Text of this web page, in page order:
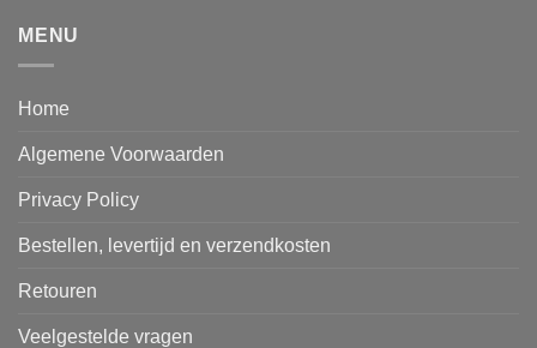
MENU
Home
Algemene Voorwaarden
Privacy Policy
Bestellen, levertijd en verzendkosten
Retouren
Veelgestelde vragen